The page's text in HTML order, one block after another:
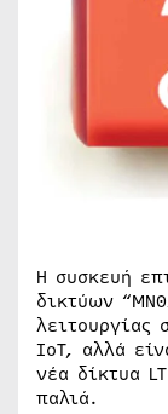
Η συσκευή
δικτύων
λειτουργίας
IoT, αλλά
νέα δίκτυα
παλιά.